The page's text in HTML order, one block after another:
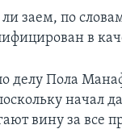
заем, по
в
делу Пола
начал
вину за все